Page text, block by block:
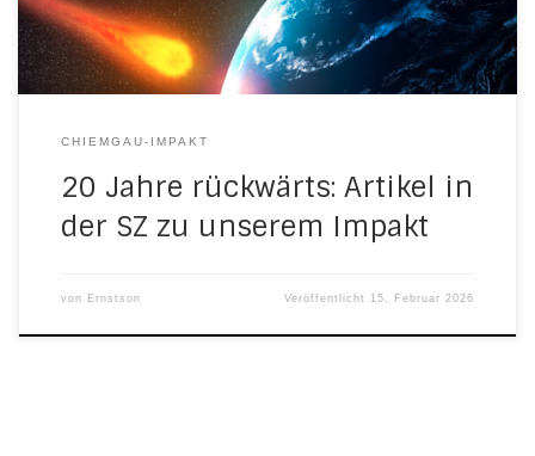
CHIEMGAU-IMPAKT
20 Jahre rückwärts: Artikel in
der SZ zu unserem Impakt
von Ernstson Veröffentlicht 15. Februar 2026